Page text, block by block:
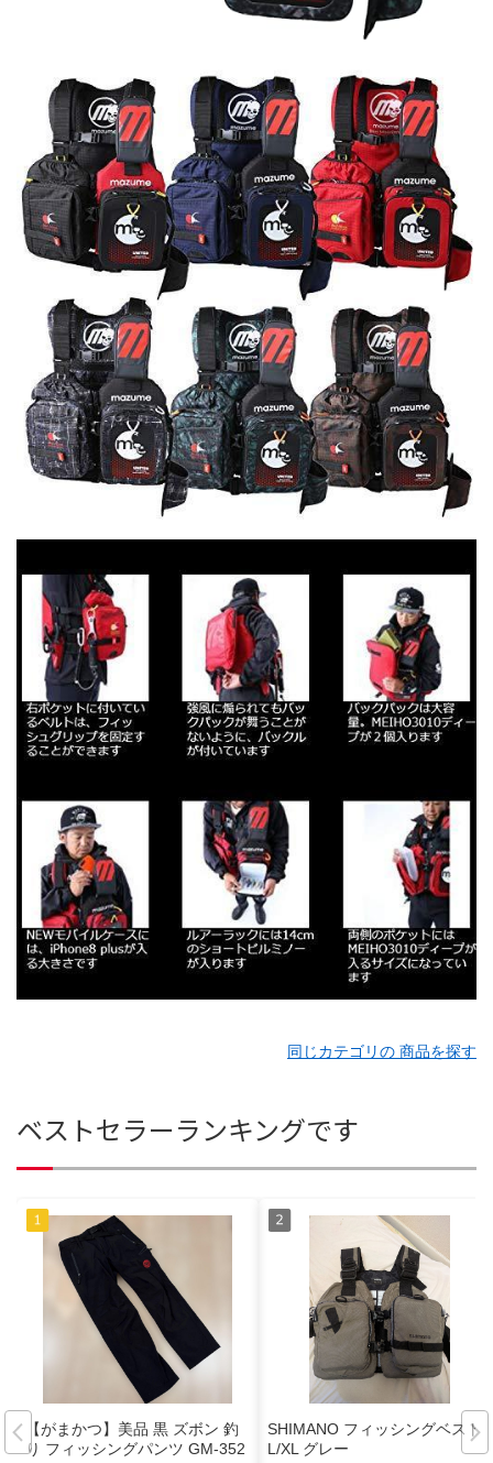
同じカテゴリの 商品を探す
ベストセラーランキングです
【がまかつ】美品 黒 ズボン 釣
り フィッシングパンツ GM-352
SHIMANO フィッシングベスト
L/XL グレー